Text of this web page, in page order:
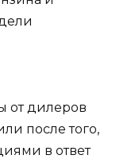
от дилеров
после того,
в ответ